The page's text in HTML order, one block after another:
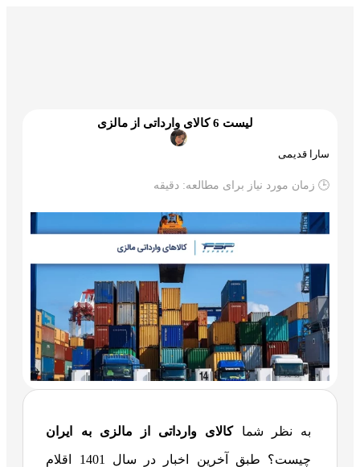
لیست 6 کالای وارداتی از مالزی
سارا قدیمی
🕒 زمان مورد نیاز برای مطالعه: دقیقه
به نظر شماکالای وارداتی از مالزی به ایران
چیست؟ طبق آخرین اخبار در سال 1401 اقلام